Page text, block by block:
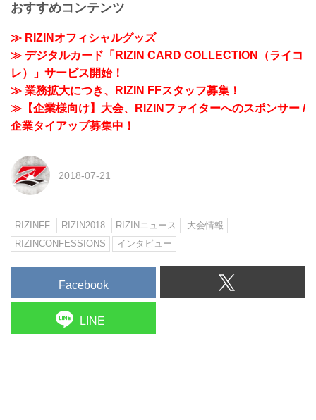
おすすめコンテンツ
≫ RIZINオフィシャルグッズ
≫ デジタルカード「RIZIN CARD COLLECTION（ライコ
レ）」サービス開始！
≫ 業務拡大につき、RIZIN FFスタッフ募集！
≫【企業様向け】大会、RIZINファイターへのスポンサー /
企業タイアップ募集中！
2018-07-21
RIZINFF RIZIN2018 RIZINニュース
大会情報
RIZINCONFESSIONS
インタビュー
Facebook
LINE